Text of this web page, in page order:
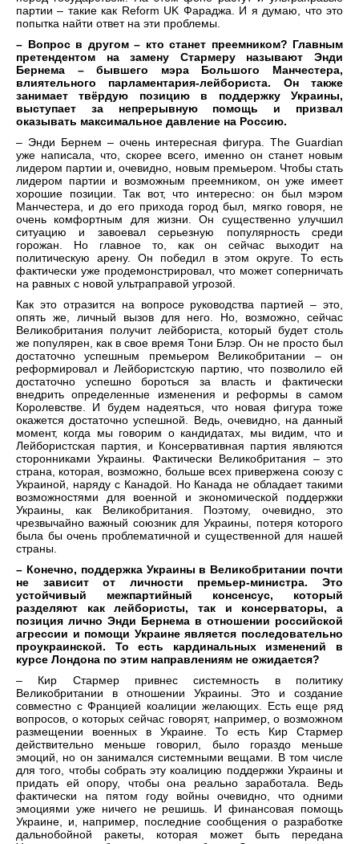
партии – такие как Reform UK Фараджа. И я думаю, что это
попытка найти ответ на эти проблемы.
– Вопрос в другом – кто станет преемником? Главным
претендентом на замену Стармеру называют Энди
Бернема – бывшего мэра Большого Манчестера,
влиятельного парламентария-лейбориста. Он также
занимает твёрдую позицию в поддержку Украины,
выступает за непрерывную помощь и призвал
оказывать максимальное давление на Россию.
– Энди Бернем – очень интересная фигура. The Guardian
уже написала, что, скорее всего, именно он станет новым
лидером партии и, очевидно, новым премьером. Чтобы стать
лидером партии и возможным преемником, он уже имеет
хорошие позиции. Так вот, что интересно: он был мэром
Манчестера, и до его прихода город был, мягко говоря, не
очень комфортным для жизни. Он существенно улучшил
ситуацию и завоевал серьезную популярность среди
горожан. Но главное то, как он сейчас выходит на
политическую арену. Он победил в этом округе. То есть
фактически уже продемонстрировал, что может соперничать
на равных с новой ультраправой угрозой.
Как это отразится на вопросе руководства партией – это,
опять же, личный вызов для него. Но, возможно, сейчас
Великобритания получит лейбориста, который будет столь
же популярен, как в свое время Тони Блэр. Он не просто был
достаточно успешным премьером Великобритании – он
реформировал и Лейбористскую партию, что позволило ей
достаточно успешно бороться за власть и фактически
внедрить определенные изменения и реформы в самом
Королевстве. И будем надеяться, что новая фигура тоже
окажется достаточно успешной. Ведь, очевидно, на данный
момент, когда мы говорим о кандидатах, мы видим, что и
Лейбористская партия, и Консервативная партия являются
сторонниками Украины. Фактически Великобритания – это
страна, которая, возможно, больше всех привержена союзу с
Украиной, наряду с Канадой. Но Канада не обладает такими
возможностями для военной и экономической поддержки
Украины, как Великобритания. Поэтому, очевидно, это
чрезвычайно важный союзник для Украины, потеря которого
была бы очень проблематичной и существенной для нашей
страны.
– Конечно, поддержка Украины в Великобритании почти
не зависит от личности премьер-министра. Это
устойчивый межпартийный консенсус, который
разделяют как лейбористы, так и консерваторы, а
позиция лично Энди Бернема в отношении российской
агрессии и помощи Украине является последовательно
проукраинской. То есть кардинальных изменений в
курсе Лондона по этим направлениям не ожидается?
– Кир Стармер привнес системность в политику
Великобритании в отношении Украины. Это и создание
совместно с Францией коалиции желающих. Есть еще ряд
вопросов, о которых сейчас говорят, например, о возможном
размещении военных в Украине. То есть Кир Стармер
действительно меньше говорил, было гораздо меньше
эмоций, но он занимался системными вещами. В том числе
для того, чтобы собрать эту коалицию поддержки Украины и
придать ей опору, чтобы она реально заработала. Ведь
фактически на пятом году войны очевидно, что одними
эмоциями уже ничего не решишь. И финансовая помощь
Украине, и, например, последние сообщения о разработке
дальнобойной ракеты, которая может быть передана